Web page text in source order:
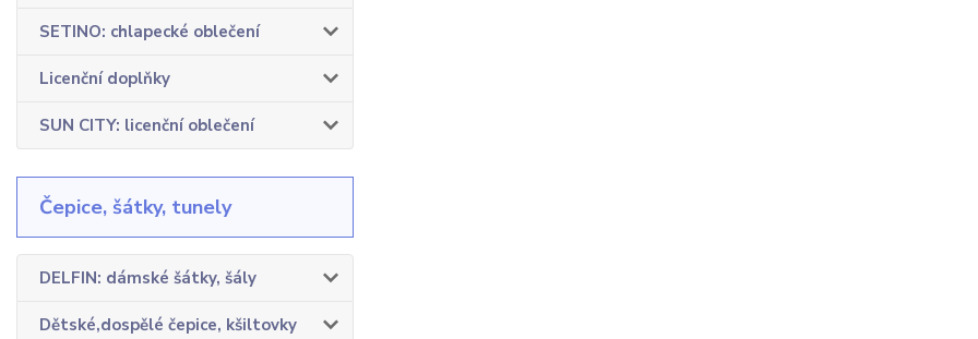
SETINO: chlapecké oblečení
Licenční doplňky
SUN CITY: licenční oblečení
Čepice, šátky, tunely
DELFIN: dámské šátky, šály
Dětské,dospělé čepice, kšiltovky